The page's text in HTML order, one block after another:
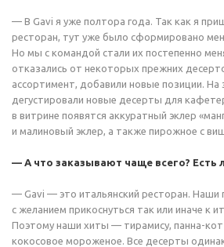
— В Gavi я уже полтора года. Так как я
ресторан, тут уже было сформировано
Но мы с командой стали их постепенно
отказались от некоторых прежних
ассортимент, добавили новые позиции. На
дегустировали новые десерты для
в витрине появятся аккуратный эклер
и малиновый эклер, а также пирожное с
— А что заказывают чаще всего? Есть
— Gavi — это итальянский ресторан. Наши
с желанием прикоснуться так или иначе к
Поэтому наши хиты — тирамису, панна-
кокосовое мороженое. Все десерты